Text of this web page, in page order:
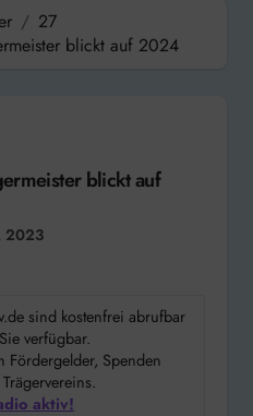
27
blickt auf 2024
blickt auf
2023
sind kostenfrei abrufbar
verfügbar.
Spenden
aktiv!